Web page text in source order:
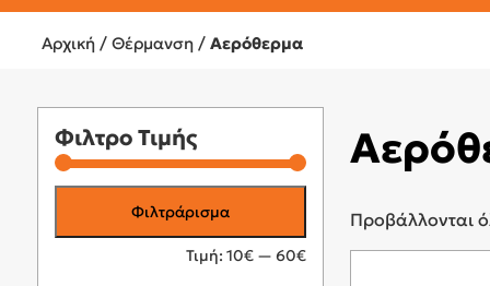
Αρχική / Θέρμανση / Αερόθερμα
Φιλτρο Τιμής
τιμή
τιμή
Φιλτράρισμα
Τιμή: 10€ — 60€
Προβάλλονται